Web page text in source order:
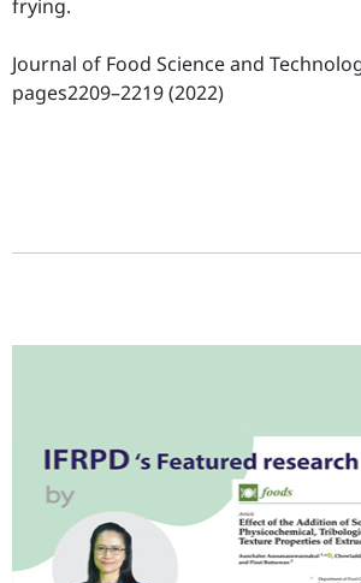
frying.
Journal of Food Science and
pages2209–2219 (2022)